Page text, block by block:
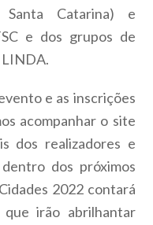
Santa Catarina) e
e dos grupos de
LINDA.
e as inscrições
acompanhar o site
dos realizadores e
dos próximos
2022 contará
irão abrilhantar